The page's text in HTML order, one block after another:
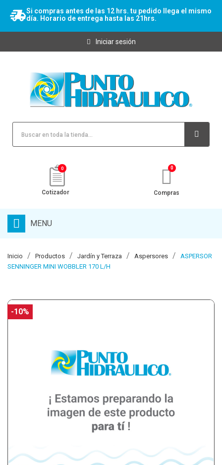
Si compras antes de las 12 hrs. tu pedido llega el mismo
día. Horario de entrega hasta las 21hrs.
Iniciar sesión
0
Cotizador Compras
MENU
Inicio Productos Jardín y Terraza Aspersores
ASPERSOR
SENNINGER MINI WOBBLER 170 L/H
-10%